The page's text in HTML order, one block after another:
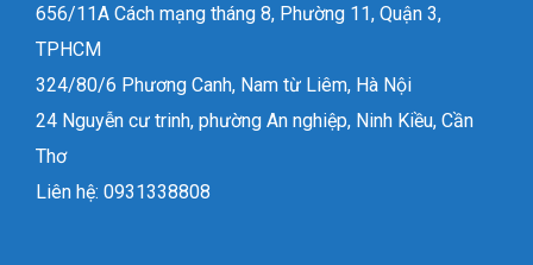
656/11A Cách mạng tháng 8, Phường 11, Quận 3,
TPHCM
324/80/6 Phương Canh, Nam từ Liêm, Hà Nội
24 Nguyễn cư trinh, phường An nghiệp, Ninh Kiều, Cần
Thơ
Liên hệ: 0931338808